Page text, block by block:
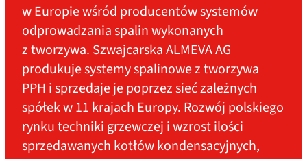
w Europie wśród producentów systemów
odprowadzania spalin wykonanych
z tworzywa. Szwajcarska ALMEVA AG
produkuje systemy spalinowe z tworzywa
PPH i sprzedaje je poprzez sieć zależnych
spółek w 11 krajach Europy. Rozwój polskiego
rynku techniki grzewczej i wzrost ilości
sprzedawanych kotłów kondensacyjnych,